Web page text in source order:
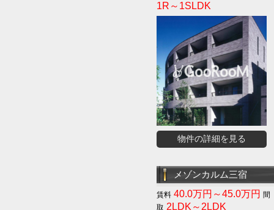
1R～1SLDK
物件の詳細を見る
メゾンカルム三宿
40.0万円～45.0万円
2LDK～2LDK